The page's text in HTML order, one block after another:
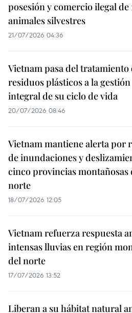
posesión y comercio ilegal de
animales silvestres
21/07/2026 04:36
Vietnam pasa del tratamiento
residuos plásticos a la gestión
integral de su ciclo de vida
20/07/2026 08:46
Vietnam mantiene alerta por
de inundaciones y
cinco provincias montañosas
norte
18/07/2026 12:05
Vietnam refuerza respuesta
intensas lluvias en región
del norte
17/07/2026 13:52
Liberan a su hábitat natural